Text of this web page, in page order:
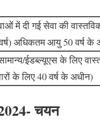
में दी गई सेवा की
अधिकतम आयु 50 वर्ष के
ईडब्ल्यूएस के लिए
के लिए 40 वर्ष के अधीन)
चयन